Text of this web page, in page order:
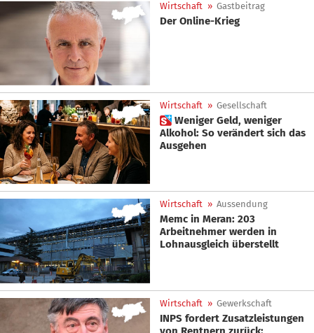
Wirtschaft » Gastbeitrag
Der Online-Krieg
Wirtschaft » Gesellschaft
 Weniger Geld, weniger
Alkohol: So verändert sich das
Ausgehen
Wirtschaft » Aussendung
Memc in Meran: 203
Arbeitnehmer werden in
Lohnausgleich überstellt
Wirtschaft » Gewerkschaft
INPS fordert Zusatzleistungen